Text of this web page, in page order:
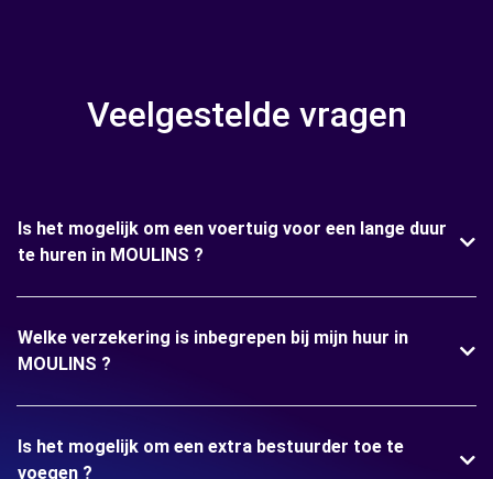
Veelgestelde vragen
Is het mogelijk om een voertuig voor een lange duur
te huren in MOULINS ?
Welke verzekering is inbegrepen bij mijn huur in
MOULINS ?
Is het mogelijk om een extra bestuurder toe te
voegen ?